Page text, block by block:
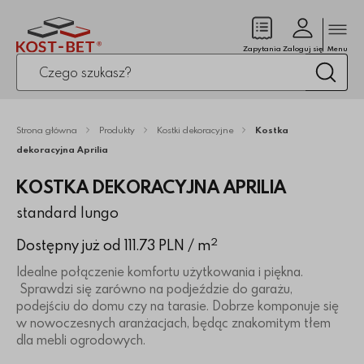
Po kliknięciu przycisku fraza zostanie wyszukana
Zapytania
(pusty)Zaloguj się Menu
Strona główna Produkty Kostki dekoracyjne
Kostka
dekoracyjna Aprilia
KOSTKA DEKORACYJNA APRILIA
standard lungo
Dostępny już od 111.73 PLN / m2
Idealne połączenie komfortu użytkowania i piękna.
Sprawdzi się zarówno na podjeździe do garażu,
podejściu do domu czy na tarasie. Dobrze komponuje się
w nowoczesnych aranżacjach, będąc znakomitym tłem
dla mebli ogrodowych.